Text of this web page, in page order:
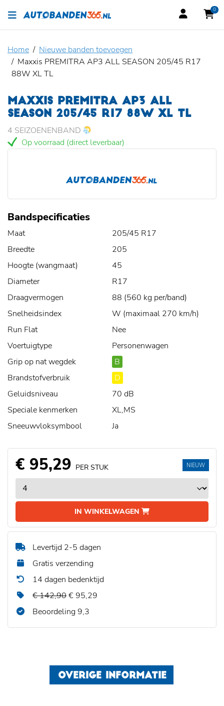
0
Home
Nieuwe banden toevoegen
Maxxis PREMITRA AP3 ALL SEASON 205/45 R17
88W XL TL
MAXXIS PREMITRA AP3 ALL
SEASON 205/45 R17 88W XL TL
4 SEIZOENENBAND
Op voorraad (direct leverbaar)
Bandspecificaties
Maat
205/45 R17
Breedte
205
Hoogte (wangmaat)
45
Diameter
R17
Draagvermogen
88 (560 kg per/band)
Snelheidsindex
W (maximaal 270 km/h)
Run Flat
Nee
Voertuigtype
Personenwagen
Grip op nat wegdek
B
Brandstofverbruik
D
Geluidsniveau
70 dB
Speciale kenmerken
XL,MS
Sneeuwvloksymbool
Ja
€ 95,29 PER STUK
IN WINKELWAGEN
NIEUW
Levertijd 2-5 dagen
Gratis verzending
14 dagen bedenktijd
€ 142,90€ 95,29
Beoordeling 9,3
OVERIGE INFORMATIE